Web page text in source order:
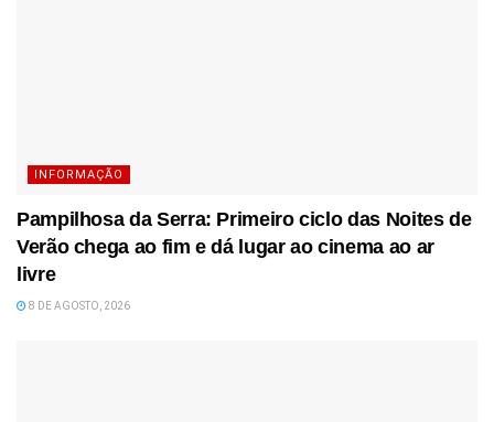
INFORMAÇÃO
Pampilhosa da Serra: Primeiro ciclo das Noites de
Verão chega ao fim e dá lugar ao cinema ao ar
livre
8 DE AGOSTO, 2026